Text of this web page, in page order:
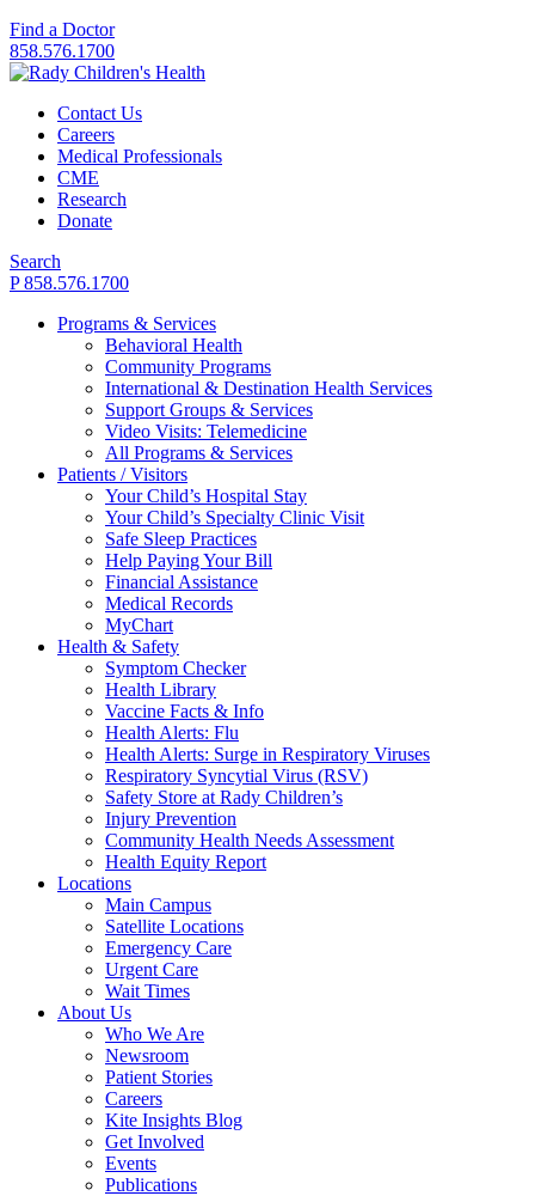
Find a Doctor
858.576.1700
Contact Us
Careers
Medical Professionals
CME
Research
Donate
Search
P 858.576.1700
Programs & Services
Behavioral Health
Community Programs
International & Destination Health Services
Support Groups & Services
Video Visits: Telemedicine
All Programs & Services
Patients / Visitors
Your Child’s Hospital Stay
Your Child’s Specialty Clinic Visit
Safe Sleep Practices
Help Paying Your Bill
Financial Assistance
Medical Records
MyChart
Health & Safety
Symptom Checker
Health Library
Vaccine Facts & Info
Health Alerts: Flu
Health Alerts: Surge in Respiratory Viruses
Respiratory Syncytial Virus (RSV)
Safety Store at Rady Children’s
Injury Prevention
Community Health Needs Assessment
Health Equity Report
Locations
Main Campus
Satellite Locations
Emergency Care
Urgent Care
Wait Times
About Us
Who We Are
Newsroom
Patient Stories
Careers
Kite Insights Blog
Get Involved
Events
Publications